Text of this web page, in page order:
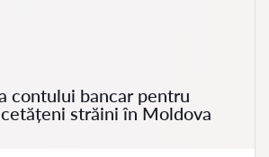
contului bancar pentru
străini în Moldova